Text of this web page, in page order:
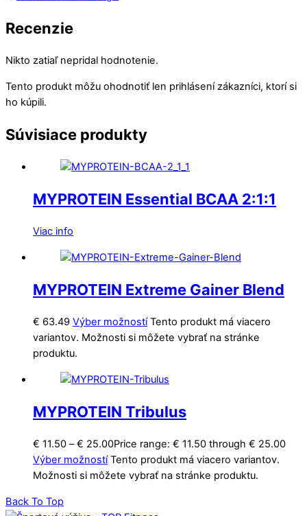
Recenzie
Nikto zatiaľ nepridal hodnotenie.
Tento produkt môžu ohodnotiť len prihlásení zákazníci, ktorí si
ho kúpili.
Súvisiace produkty
MYPROTEIN Essential BCAA 2:1:1
Viac info
MYPROTEIN Extreme Gainer Blend
€ 63.49 Výber možností Tento produkt má viacero
variantov. Možnosti si môžete vybrať na stránke
produktu.
MYPROTEIN Tribulus
€ 11.50 – € 25.00Price range: € 11.50 through € 25.00
Výber možností Tento produkt má viacero variantov.
Možnosti si môžete vybrať na stránke produktu.
Back To Top